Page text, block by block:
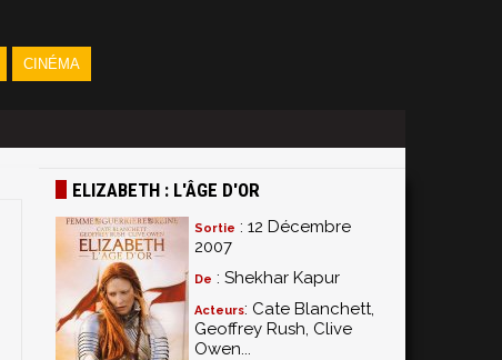
CINÉMA
ELIZABETH : L'ÂGE D'OR
Sortie : 12 Décembre
2007
De : Shekhar Kapur
Acteurs: Cate Blanchett,
Geoffrey Rush, Clive
Owen...